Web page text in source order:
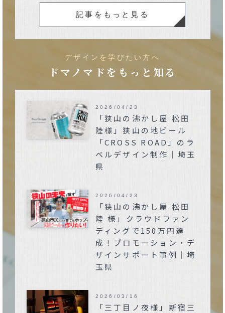
記事をもっと見る
デザインを学びたい方へ
ドマノマドをもっと知る
「狭山の沸かし屋 松田
陸様」狭山の地ビール
「CROSS ROAD」のラ
ベルデザイン制作｜埼玉
県
2026/04/23
「狭山の沸かし屋 松田
陸 様」クラウドファン
ディングで150万円達
成！プロモーション・デ
ザインサポート事例｜埼
玉県
2026/04/23
「三丁目ノ夜様」新宿三
2026/03/16